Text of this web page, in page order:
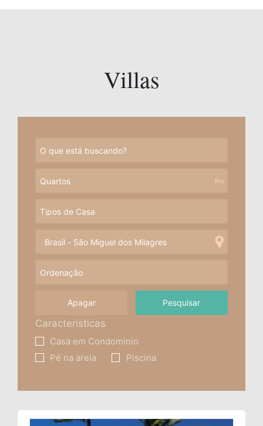
Villas
Apagar
Caracteristicas
Casa em Condomínio
Pé na areia
Piscina